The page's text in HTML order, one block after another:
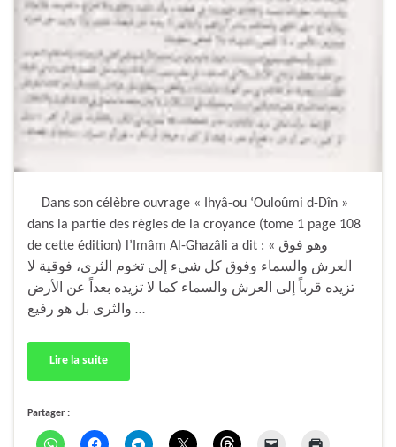
Dans son célèbre ouvrage « Ihyâ-ou ‘Ouloûmi d-Dîn »
dans la partie des règles de la croyance (tome 1 page 108
de cette édition) l’Imâm Al-Ghazâli a dit : « وهو فوق
العرش والسماء وفوق كل شيء إلى تخوم الثرى، فوقية لا
تزيده قرباً إلى العرش والسماء كما لا تزيده بعداً عن الأرض
والثرى بل هو رفيع …
Lire la suite
Partager :